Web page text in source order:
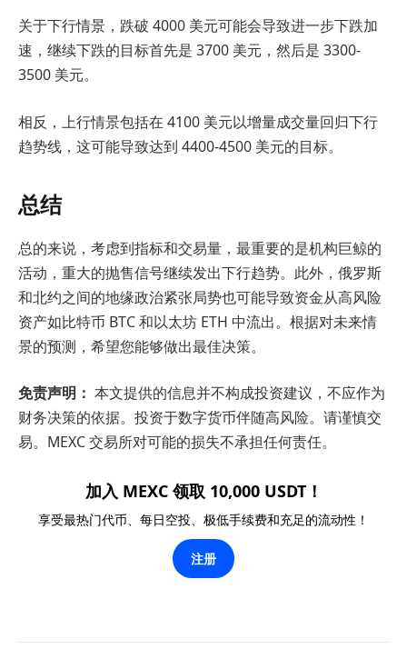
关于下行情景，跌破 4000 美元可能会导致进一步下跌加
速，继续下跌的目标首先是 3700 美元，然后是 3300-
3500 美元。
相反，上行情景包括在 4100 美元以增量成交量回归下行
趋势线，这可能导致达到 4400-4500 美元的目标。
总结
总的来说，考虑到指标和交易量，最重要的是机构巨鲸的
活动，重大的抛售信号继续发出下行趋势。此外，俄罗斯
和北约之间的地缘政治紧张局势也可能导致资金从高风险
资产如比特币 BTC 和以太坊 ETH 中流出。根据对未来情
景的预测，希望您能够做出最佳决策。
免责声明： 本文提供的信息并不构成投资建议，不应作为
财务决策的依据。投资于数字货币伴随高风险。请谨慎交
易。MEXC 交易所对可能的损失不承担任何责任。
加入 MEXC 领取 10,000 USDT！
享受最热门代币、每日空投、极低手续费和充足的流动性！
注册